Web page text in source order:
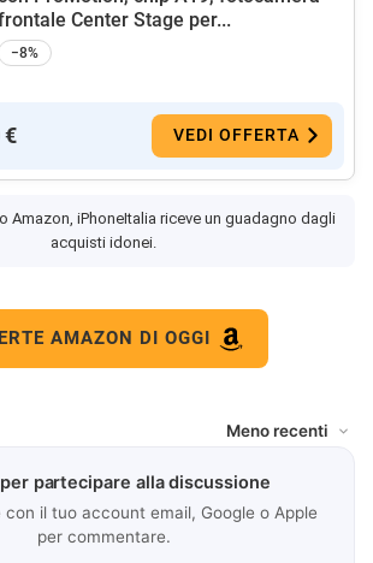
Center Stage per...
−8%
€ VEDI OFFERTA
Amazon, iPhoneItalia riceve un guadagno dagli
acquisti idonei.
AMAZON DI OGGI
partecipare alla discussione
con il tuo account email, Google o Apple
per commentare.